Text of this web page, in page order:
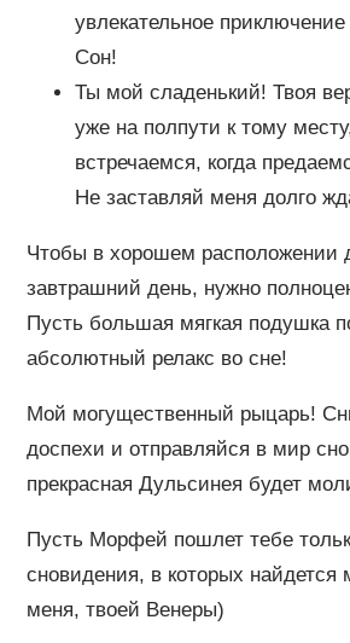
увлекательное
Сон!
Ты мой сладенький! Твоя
уже на полпути к тому
встречаемся, когда
Не заставляй меня долго
Чтобы в хорошем расположении
завтрашний день, нужно
Пусть большая мягкая подушка
абсолютный релакс во сне!
Мой могущественный рыцарь!
доспехи и отправляйся в мир
прекрасная Дульсинея будет
Пусть Морфей пошлет тебе
сновидения, в которых найдется
меня, твоей Венеры)